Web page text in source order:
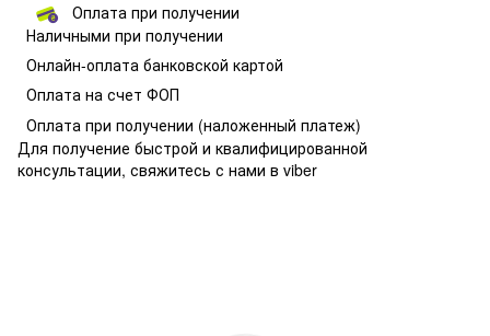
Оплата при получении
Наличными при получении
Онлайн-оплата банковской картой
Оплата на счет ФОП
Оплата при получении (наложенный платеж)
Для получение быстрой и квалифицированной
консультации, свяжитесь с нами в viber